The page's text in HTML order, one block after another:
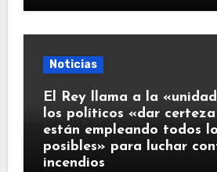
Noticias
El Rey llama a la
los políticos «dar certeza
están empleando todos
posibles» para luchar
incendios